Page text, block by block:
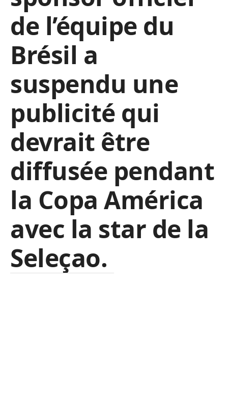
de l’équipe du
Brésil a
suspendu une
publicité qui
devrait être
diffusée pendant
la Copa América
avec la star de la
Seleçao.